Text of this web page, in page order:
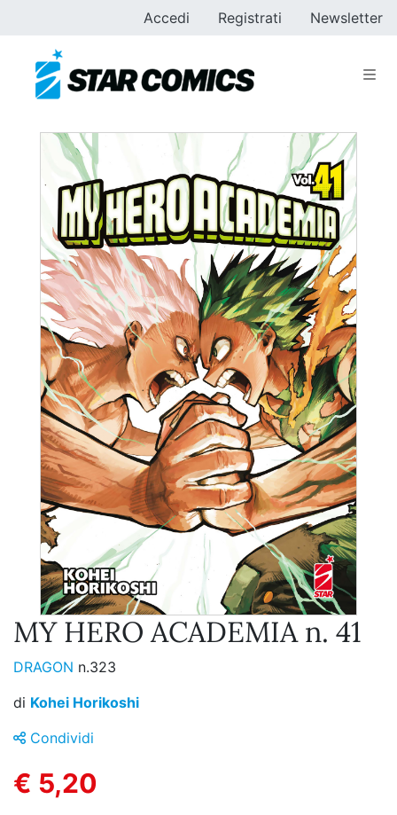
Accedi Registrati Newsletter
MY HERO ACADEMIA n. 41
DRAGON n.323
di Kohei Horikoshi
Condividi
€ 5,20